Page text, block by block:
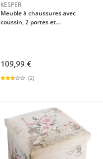
KESPER
Meuble à chaussures avec
coussin, 2 portes et
109,99 €
(2)